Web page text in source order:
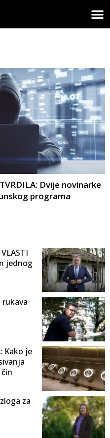
Dvije novinarke
programa
jednog
rukava
Kako je
za